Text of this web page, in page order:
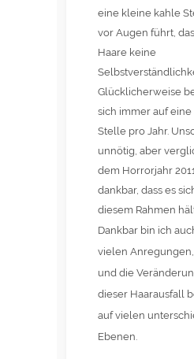
eine kleine kahle
vor Augen führt,
Haare keine
Glücklicherweise
sich immer auf
Stelle pro Jahr.
unnötig, aber
dem Horrorjahr
dankbar, dass es
diesem Rahmen
Dankbar bin ich
vielen
und die
dieser Haarausfall
auf vielen
Ebenen.